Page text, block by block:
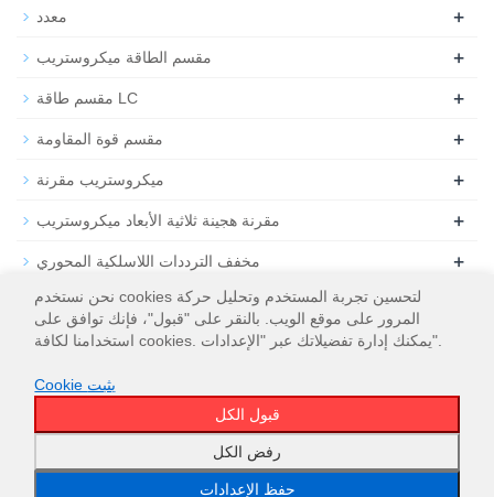
معدد +
مقسم الطاقة ميكروستريب +
مقسم طاقة LC +
مقسم قوة المقاومة +
ميكروستريب مقرنة +
مقرنة هجينة ثلاثية الأبعاد ميكروستريب +
مخفف الترددات اللاسلكية المحوري +
تحميل التردد اللاسلكي المحوري
WT Microwave INC.
نحن نستخدم cookies لتحسين تجربة المستخدم وتحليل حركة
المرور على موقع الويب. بالنقر على "قبول"، فإنك توافق على
استخدامنا لكافة cookies. يمكنك إدارة تفضيلاتك عبر "الإعدادات".
Cookie يثبت
قبول الكل
رفض الكل
حفظ الإعدادات